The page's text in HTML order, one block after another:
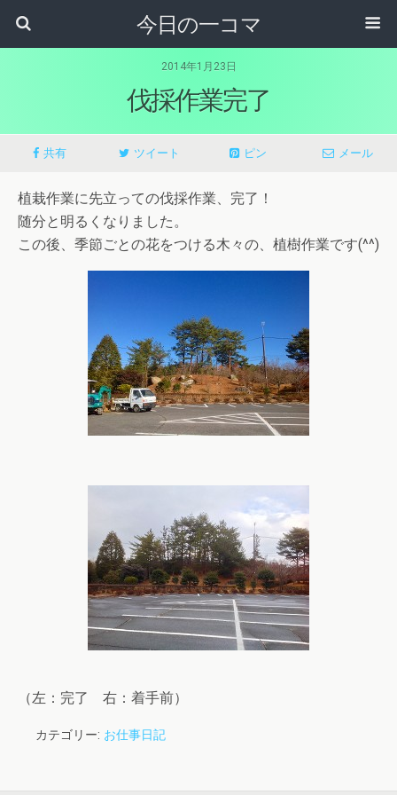
今日の一コマ
2014年1月23日
伐採作業完了
共有 ツイート ピン メール
植栽作業に先立っての伐採作業、完了！
随分と明るくなりました。
この後、季節ごとの花をつける木々の、植樹作業です(^^)
（左：完了 右：着手前）
カテゴリー: お仕事日記